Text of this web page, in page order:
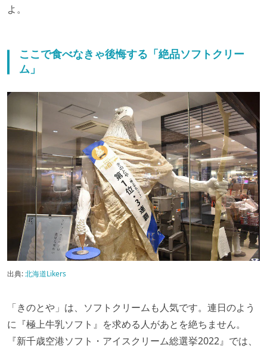
よ。
ここで食べなきゃ後悔する「絶品ソフトクリー
ム」
出典:北海道Likers
「きのとや」は、ソフトクリームも人気です。連日のよう
に『極上牛乳ソフト』を求める人があとを絶ちません。
『新千歳空港ソフト・アイスクリーム総選挙2022』では、